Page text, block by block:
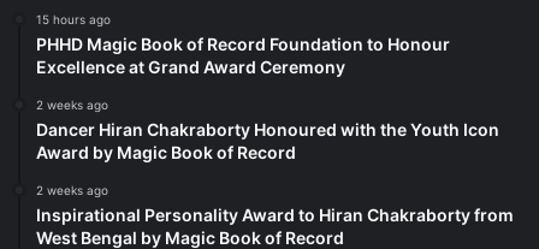
15 hours ago
PHHD Magic Book of Record Foundation to Honour
Excellence at Grand Award Ceremony
2 weeks ago
Dancer Hiran Chakraborty Honoured with the Youth Icon
Award by Magic Book of Record
2 weeks ago
Inspirational Personality Award to Hiran Chakraborty from
West Bengal by Magic Book of Record